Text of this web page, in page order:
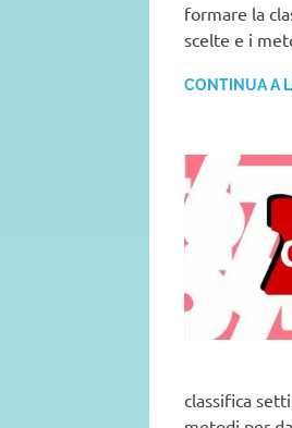
formare la
scelte e i
CONTINUA A
classifica